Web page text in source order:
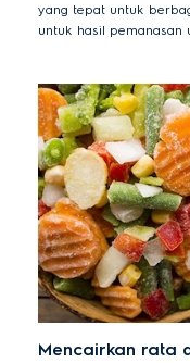
yang tepat untuk
untuk hasil pemanasan
Mencairkan rata